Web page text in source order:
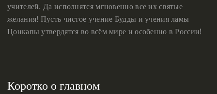
учителей. Да исполнятся мгновенно все их святые
желания! Пусть чистое учение Будды и учения ламы
Цонкапы утвердятся во всём мире и особенно в России!
Коротко о главном